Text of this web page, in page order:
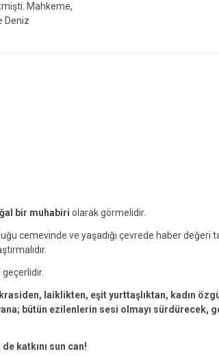
Mahkeme,
Deniz
bir muhabiri olarak görmelidir.
cemevinde ve yaşadığı çevrede haber değeri
geçerlidir.
laiklikten, eşit yurttaşlıktan, kadın
bütün ezilenlerin sesi olmayı sürdürecek,
katkını sun can!